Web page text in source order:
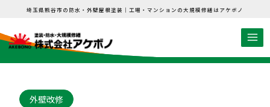
を
埼玉県熊谷市の防水・外壁屋根塗装｜工場・マンションの大規模修繕はアケボノ
外壁改修